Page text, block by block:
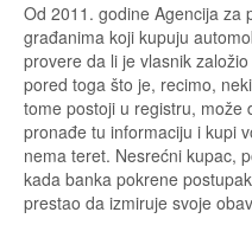
Od 2011. godine Agencija za
građanima koji kupuju
provere da li je vlasnik
pored toga što je, recimo,
tome postoji u registru, može
pronađe tu informaciju i kupi
nema teret. Nesrećni kupac,
kada banka pokrene
prestao da izmiruje svoje